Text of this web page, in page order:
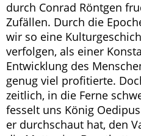
durch Conrad Röntgen
Zufällen. Durch die
wir so eine
verfolgen, als einer
Entwicklung des
genug viel profitierte.
zeitlich, in die Ferne
fesselt uns König
er durchschaut hat, den